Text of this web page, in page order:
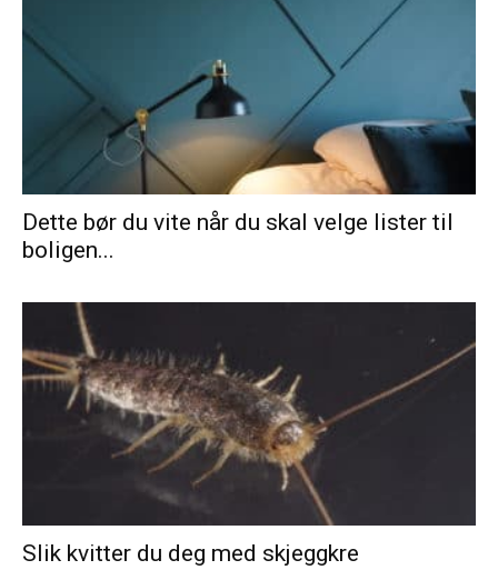
Dette bør du vite når du skal velge lister til
boligen...
Slik kvitter du deg med skjeggkre